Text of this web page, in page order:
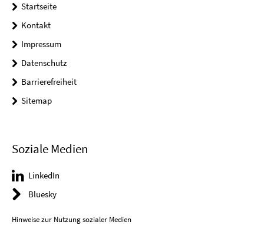
Startseite
Kontakt
Impressum
Datenschutz
Barrierefreiheit
Sitemap
Soziale Medien
LinkedIn
Bluesky
Hinweise zur Nutzung sozialer Medien